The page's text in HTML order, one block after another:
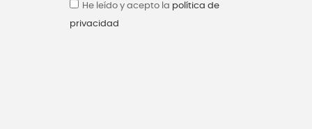
He leído y acepto la política de
privacidad